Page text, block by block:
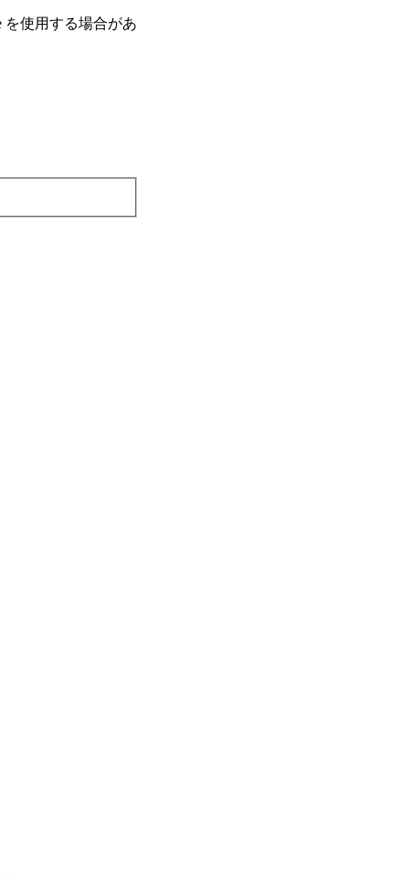
使⽤する場合があ